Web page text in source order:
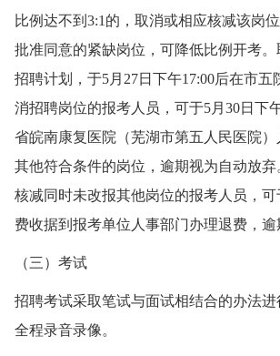
比例达不到3:1的，取消或相应核减该岗
批准同意的紧缺岗位，可降低比例开考
招聘计划，于5月27日下午17:00后在市五
消招聘岗位的报考人员，可于5月30日下
省皖南康复医院（芜湖市第五人民医院
其他符合条件的岗位，逾期视为自动放
核减同时未改报其他岗位的报考人员，
费收据到报考单位人事部门办理退费，逾
（三）考试
招聘考试采取笔试与面试相结合的办法
全程录音录像。